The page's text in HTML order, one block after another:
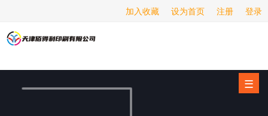
登录
注册
设为首页
加入收藏
☰
海报印刷
服务项目